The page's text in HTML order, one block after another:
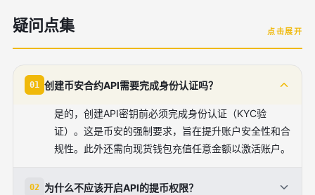
疑问点集 点击展开
01 创建币安合约API需要完成身份认证吗？
是的，创建API密钥前必须完成身份认证（KYC验
证）。这是币安的强制要求，旨在提升账户安全性和合
规性。此外还需向现货钱包充值任意金额以激活账户。
02 为什么不应该开启API的提币权限？